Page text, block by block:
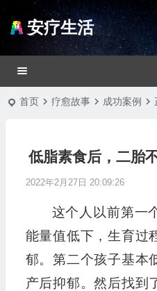
安疗生活
首页 疗愈故事 成功案例
低脂素食后，二胎
2022年2月27日 20:09:26
这个人以前第一
能量值低下，生育过
郁。第二个孩子基本
产后抑郁。然后找到